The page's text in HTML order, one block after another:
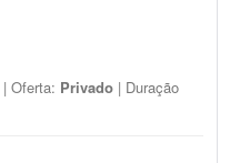
| Oferta: Privado | Duração